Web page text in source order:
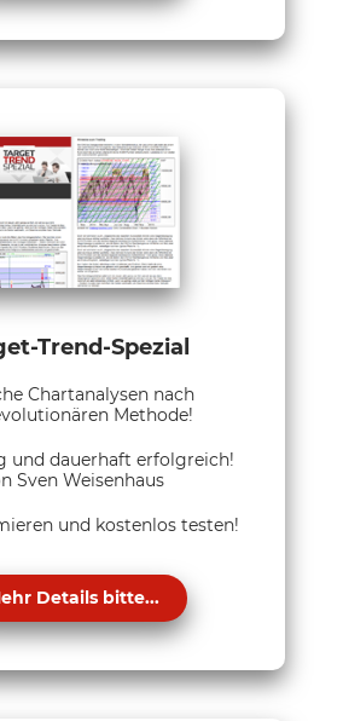
Trend-Spezial
Chartanalysen nach
Methode!
und dauerhaft erfolgreich!
Sven Weisenhaus
und kostenlos testen!
Details bitte...